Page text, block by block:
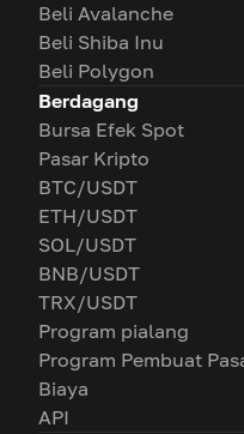
Beli Avalanche
Beli Shiba Inu
Beli Polygon
Berdagang
Bursa Efek Spot
Pasar Kripto
BTC/USDT
ETH/USDT
SOL/USDT
BNB/USDT
TRX/USDT
Program pialang
Program Pembuat
Biaya
API